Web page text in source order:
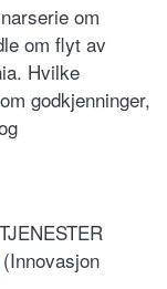
om
om flyt av
Hvilke
godkjenninger,
(Innovasjon